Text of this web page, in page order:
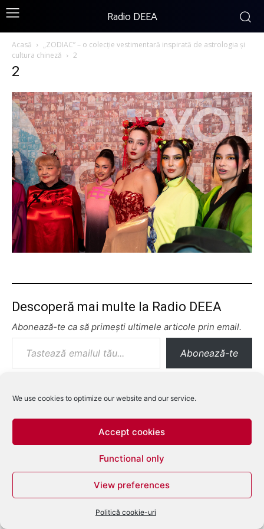
We use cookies to optimize our website and our service.
Accept cookies
Functional only
View preferences
Politică cookie-uri
Radio DEEA
Acasă
„ZODIAC” – o colecție vestimentară inspirată de astrologia și
cultura chineză
2
2
Descoperă mai multe la Radio DEEA
Abonează-te ca să primești ultimele articole prin email.
Tastează emailul tău...
Abonează-te